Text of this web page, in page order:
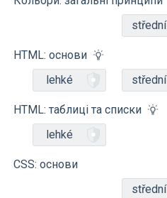
střední
HTML: основи
lehké
střední
HTML: таблиці та списки
lehké
CSS: основи
střední